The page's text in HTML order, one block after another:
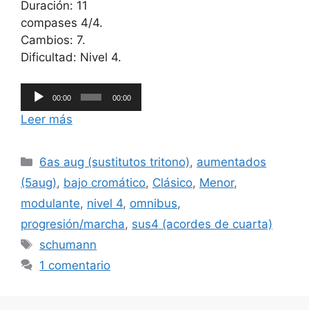
Duración: 11
compases 4/4.
Cambios: 7.
Dificultad: Nivel 4.
Reproductor
de
audio
00:00 00:00
Leer más
Categorías
6as aug (sustitutos tritono), aumentados
(5aug), bajo cromático, Clásico, Menor,
modulante, nivel 4, omnibus,
progresión/marcha, sus4 (acordes de cuarta)
Etiquetas
schumann
1 comentario